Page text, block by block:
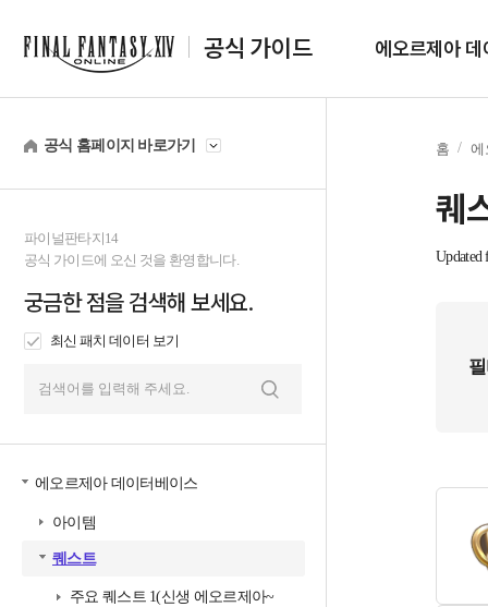
공식 가이드 에오르제아
공식 홈페이지 바로가기
파이널판타지14
공식 가이드에 오신 것을 환영합니다.
궁금한 점을 검색해 보세요.
최신 패치 데이터 보기
에오르제아 데이터베이스
아이템
퀘스트
주요 퀘스트 1(신생 에오르제아~
홈 에
퀘
Updated